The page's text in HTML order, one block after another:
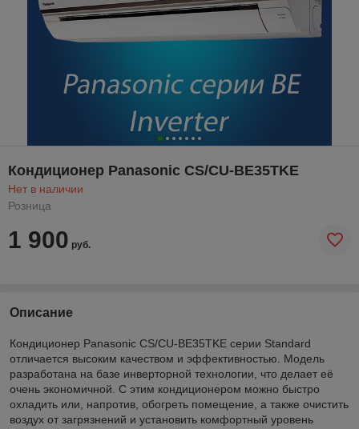
Кондиционер Panasonic CS/CU-BE35TKE
Нет в наличии
Розница
1 900 руб.
Описание
Кондиционер Panasonic CS/CU-BE35TKE серии Standard
отличается высоким качеством и эффективностью. Модель
разработана на базе инверторной технологии, что делает её
очень экономичной. С этим кондиционером можно быстро
охладить или, напротив, обогреть помещение, а также очистить
воздух от загрязнений и установить комфортный уровень